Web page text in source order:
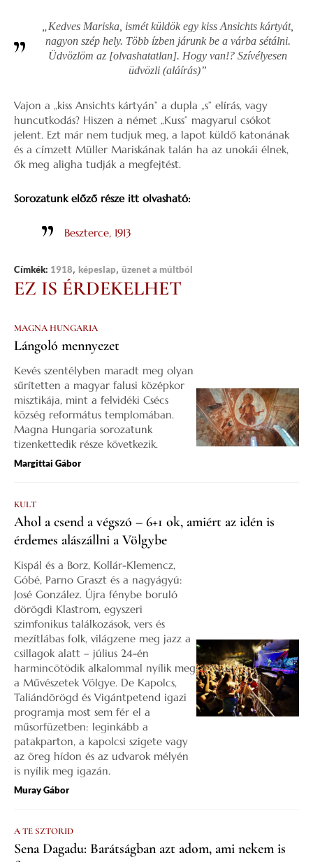
„Kedves Mariska, ismét küldök egy kiss Ansichts kártyát,
nagyon szép hely. Több ízben járunk be a várba sétálni.
Üdvözlöm az [olvashatatlan]. Hogy van!? Szívélyesen
üdvözli (aláírás)”
Vajon a „kiss Ansichts kártyán” a dupla „s” elírás, vagy
huncutkodás? Hiszen a német „Kuss” magyarul csókot
jelent. Ezt már nem tudjuk meg, a lapot küldő katonának
és a címzett Müller Mariskának talán ha az unokái élnek,
ők meg aligha tudják a megfejtést.
Sorozatunk előző része itt olvasható:
Beszterce, 1913
Címkék: 1918, képeslap, üzenet a múltból
EZ IS ÉRDEKELHET
MAGNA HUNGARIA
Lángoló mennyezet
Kevés szentélyben maradt meg olyan
sűrítetten a magyar falusi középkor
misztikája, mint a felvidéki Csécs
község református templomában.
Magna Hungaria sorozatunk
tizenkettedik része következik.
Margittai Gábor
KULT
Ahol a csend a végszó – 6+1 ok, amiért az idén is
érdemes alászállni a Völgybe
Kispál és a Borz, Kollár-Klemencz,
Góbé, Parno Graszt és a nagyágyú:
José González. Újra fénybe boruló
dörögdi Klastrom, egyszeri
szimfonikus találkozások, vers és
mezítlábas folk, világzene meg jazz a
csillagok alatt – július 24-én
harmincötödik alkalommal nyílik meg
a Művészetek Völgye. De Kapolcs,
Taliándörögd és Vigántpetend igazi
programja most sem fér el a
műsorfüzetben: leginkább a
patakparton, a kapolcsi szigete vagy
az öreg hídon és az udvarok mélyén
is nyílik meg igazán.
Muray Gábor
A TE SZTORID
Sena Dagadu: Barátságban azt adom, ami nekem is